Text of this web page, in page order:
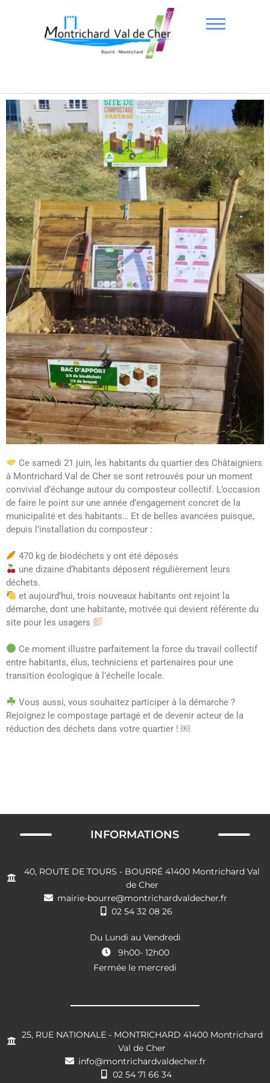
Ce samedi 21 juin, les habitants du quartier des Châtaigniers
à Montrichard Val de Cher se sont retrouvés pour un moment
convivial d’échange autour du composteur collectif. L’occasion
de faire le point sur une année d’engagement concret de la
municipalité et des habitants… Et de belles avancées puisque,
depuis l’installation du composteur :
470 kg de biodéchets y ont été déposés
une dizaine d’habitants déposent régulièrement leurs
déchets.
et aujourd’hui, trois nouveaux habitants ont rejoint la
démarche, dont une habitante, motivée qui devient référente du
site pour les usagers
Ce moment illustre parfaitement la force du travail collectif
entre habitants, élus, techniciens et partenaires pour une
transition écologique à l’échelle locale.
Vous aussi, vous souhaitez participer à la démarche ?
Rejoignez le compostage partagé et de devenir acteur de la
réduction des déchets dans votre quartier ! ￼
INFORMATIONS
40, ROUTE DE TOURS - BOURRÉ 41400 Montrichard Val
de Cher
mairie-bourre@montrichardvaldecher.fr
02 54 32 08 26
Du Lundi au Vendredi
9h00- 12h00
Fermée le mercredi
25, RUE NATIONALE - MONTRICHARD 41400 Montrichard
Val de Cher
info@montrichardvaldecher.fr
02 54 71 66 34